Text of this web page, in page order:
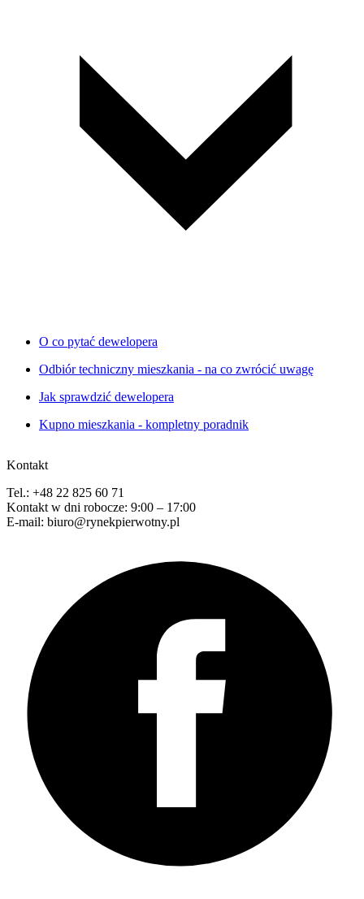
O co pytać dewelopera
Odbiór techniczny mieszkania - na co zwrócić uwagę
Jak sprawdzić dewelopera
Kupno mieszkania - kompletny poradnik
Kontakt
Tel.: +48 22 825 60 71
Kontakt w dni robocze: 9:00 – 17:00
E-mail: biuro@rynekpierwotny.pl